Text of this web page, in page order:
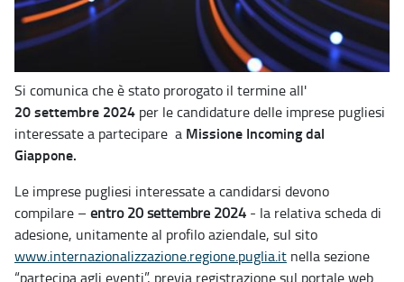
Si comunica che è stato prorogato il termine all'
20settembre 2024 per le candidature delle imprese pugliesi
interessate a partecipare a Missione Incoming dal
Giappone.
Le imprese pugliesi interessate a candidarsi devono
compilare – entro 20 settembre 2024 - la relativa scheda di
adesione, unitamente al profilo aziendale, sul sito
www.internazionalizzazione.regione.puglia.it nella sezione
“partecipa agli eventi”, previa registrazione sul portale web.